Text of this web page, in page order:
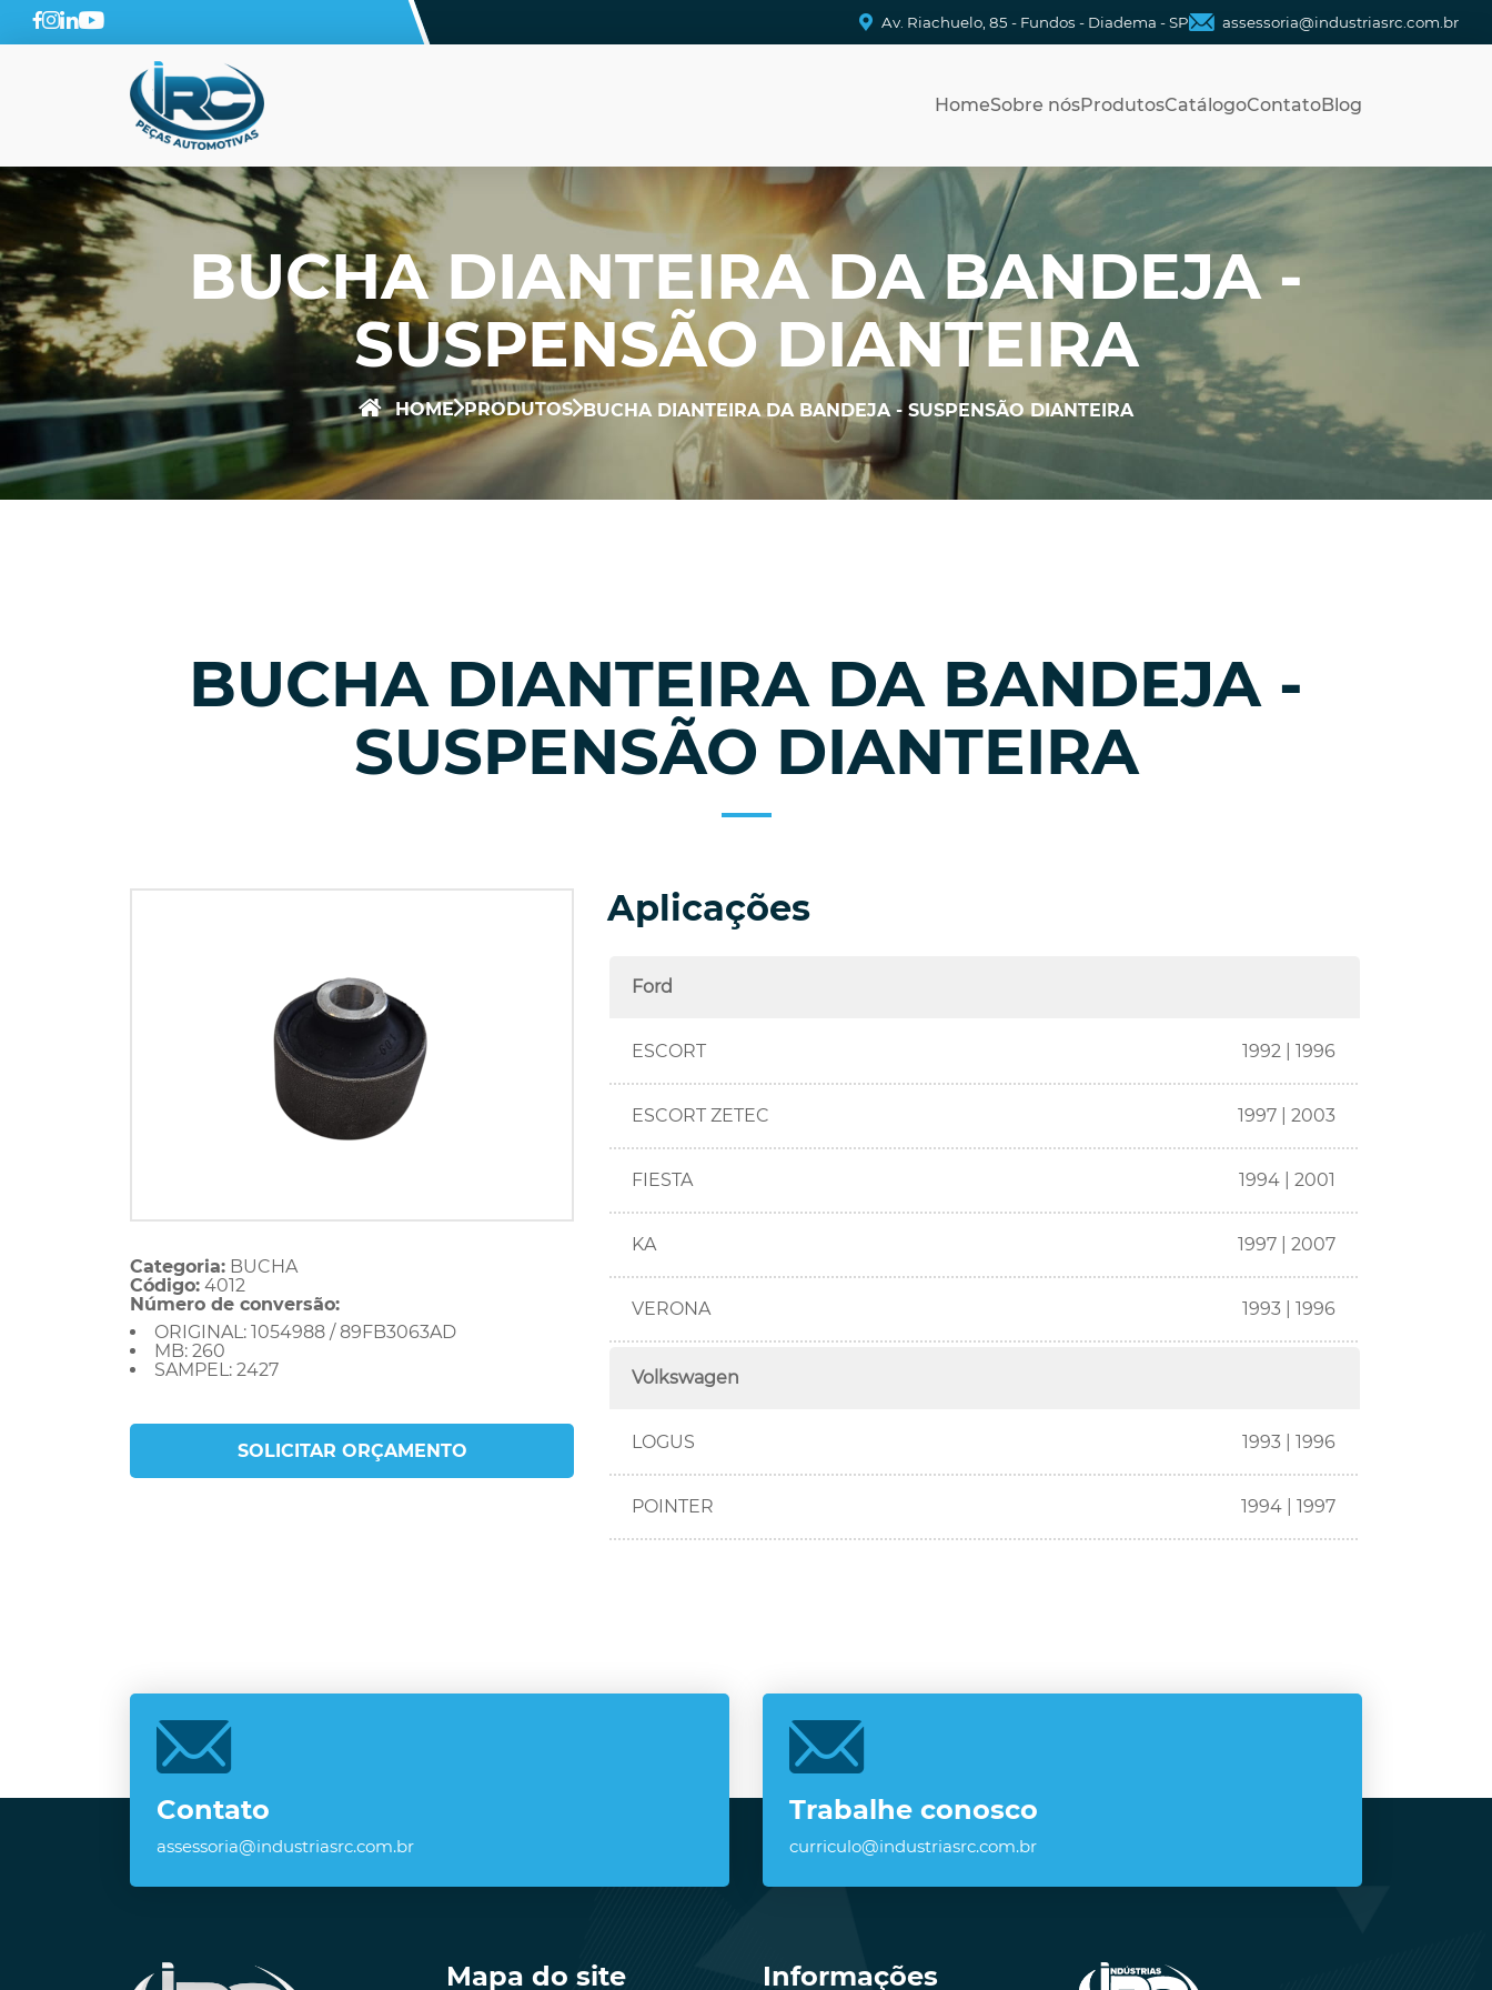
Av. Riachuelo, 85 - Fundos - Diadema - SP assessoria@industriasrc.com.br
HomeSobre nósProdutosCatálogoContatoBlog
BUCHA DIANTEIRA DA BANDEJA -
SUSPENSÃO DIANTEIRA
HOME PRODUTOS BUCHA DIANTEIRA DA BANDEJA - SUSPENSÃO DIANTEIRA
BUCHA DIANTEIRA DA BANDEJA -
SUSPENSÃO DIANTEIRA
Categoria: BUCHA
Código: 4012
Número de conversão:
ORIGINAL: 1054988 / 89FB3063AD
MB: 260
SAMPEL: 2427
SOLICITAR ORÇAMENTO
Aplicações
Ford
ESCORT 1992 | 1996
ESCORT ZETEC 1997 | 2003
FIESTA 1994 | 2001
KA 1997 | 2007
VERONA 1993 | 1996
Volkswagen
LOGUS 1993 | 1996
POINTER 1994 | 1997
Contato
assessoria@industriasrc.com.br
Trabalhe conosco
curriculo@industriasrc.com.br
Mapa do site Informações